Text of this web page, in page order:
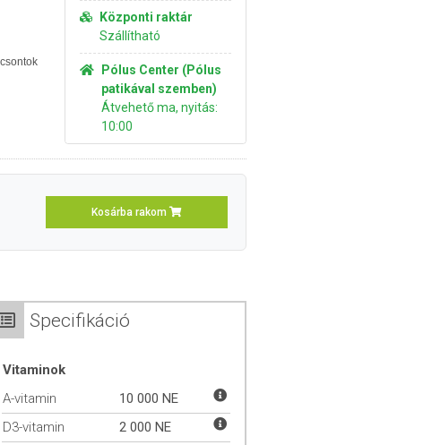
Központi raktár
Szállítható
Pólus Center (Pólus
patikával szemben)
Átvehető ma, nyitás:
10:00
Kosárba rakom
Specifikáció
Vitaminok
A-vitamin
10 000 NE
D3-vitamin
2 000 NE